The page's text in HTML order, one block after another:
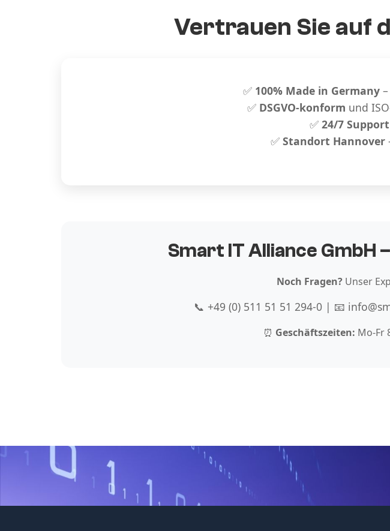
Vertrauen Sie auf
✅ 100% Made in Germany
✅ DSGVO-konform und
✅ 24/7 Support
✅ Standort Hannover
Smart IT Alliance GmbH
Noch Fragen? Unser
📞 +49 (0) 511 51 51 294-0 | 📧
⏰ Geschäftszeiten: Mo-Fr